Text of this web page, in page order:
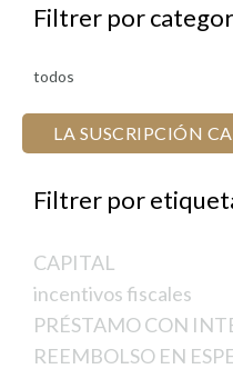
por
todos
LA SUSCRIPCIÓN
por
CAPITAL
incentivos fiscales
PRÉSTAMO CON
REEMBOLSO EN